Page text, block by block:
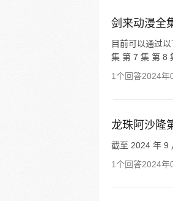
剑来动漫全
目前可以通过
集 第 7 集 第 8
1个回答2024年
龙珠阿沙隆
截至 2024 年 9
1个回答2024年